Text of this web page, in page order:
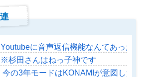
Youtubeに音声返信機能なんてあったの
※杉田さんはねっ子神です
今の3年モードはKONAMIが意図した